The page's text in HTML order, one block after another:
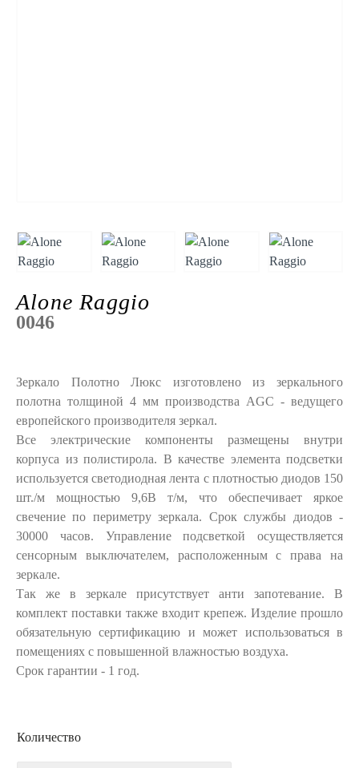
Alone Raggio
Зеркало Полотно Люкс изготовлено из зеркального
полотна толщиной 4 мм производства AGC - ведущего
европейского производителя зеркал.
Все электрические компоненты размещены внутри
корпуса из полистирола. В качестве элемента подсветки
используется светодиодная лента с плотностью диодов 150
шт./м мощностью 9,6В т/м, что обеспечивает яркое
свечение по периметру зеркала. Срок службы диодов -
30000 часов. Управление подсветкой осуществляется
сенсорным выключателем, расположенным с права на
зеркале.
Так же в зеркале присутствует анти запотевание. В
комплект поставки также входит крепеж. Изделие прошло
обязательную сертификацию и может использоваться в
помещениях с повышенной влажностью воздуха.
Срок гарантии - 1 год.
0046
Количество